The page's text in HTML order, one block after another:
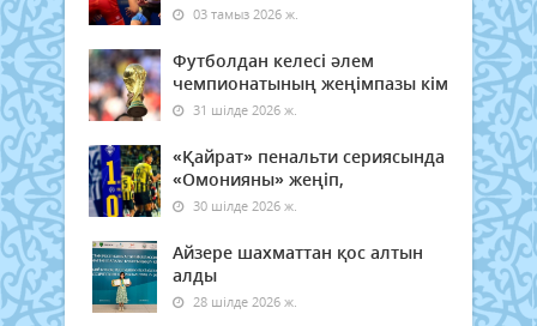
03 тамыз 2026 ж.
Футболдан келесі әлем
чемпионатының жеңімпазы кім
31 шілде 2026 ж.
«Қайрат» пенальти сериясында
«Омонияны» жеңіп,
30 шілде 2026 ж.
Айзере шахматтан қос алтын
алды
28 шілде 2026 ж.